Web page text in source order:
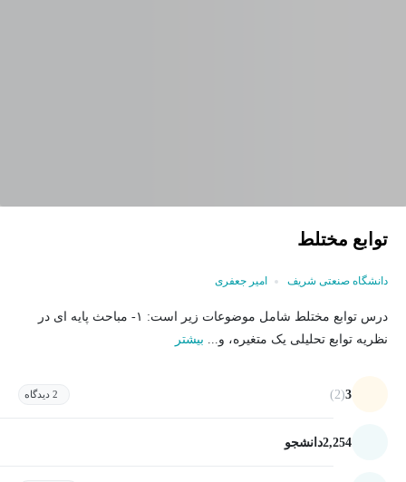
توابع مختلط
دانشگاه صنعتی شریف امیر جعفری
درس توابع مختلط شامل موضوعات زیر است: ۱- مباحث پایه ای در
نظریه توابع تحلیلی یک متغیره، و... بیشتر
3
(2) 2 دیدگاه
2,254دانشجو